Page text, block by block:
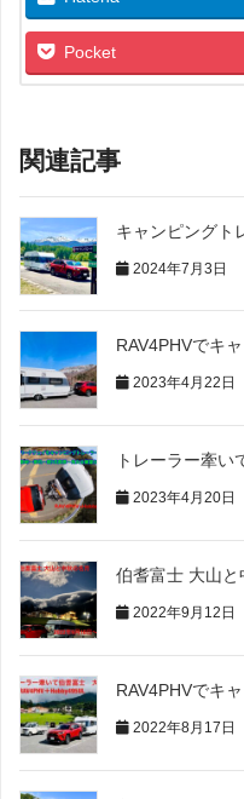
Pocket
関連記事
キャンピングト
2024年7月3日
RAV4PHVでキ
2023年4月22日
トレーラー牽い
2023年4月20日
伯耆富士 大山と
2022年9月12日
RAV4PHVでキ
2022年8月17日